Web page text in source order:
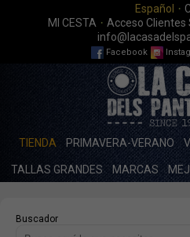
Español ·
MI CESTA · Acceso Clientes
Facebook
TIENDA PRIMAVERA-VERANO
TALLAS GRANDES MARCAS
Buscador